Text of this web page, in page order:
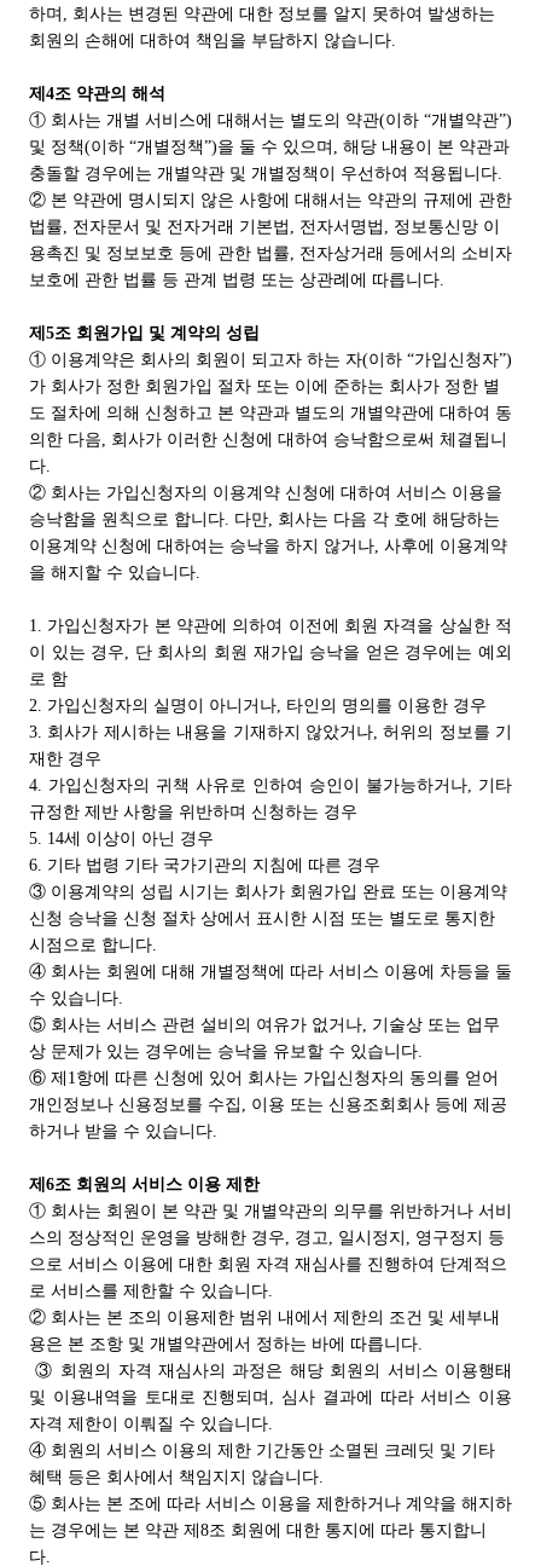
하며, 회사는 변경된 약관에 대한 정보를 알지 못하여 발생하는
회원의 손해에 대하여 책임을 부담하지 않습니다.
제4조 약관의 해석
① 회사는 개별 서비스에 대해서는 별도의 약관(이하 “개별약관”)
및 정책(이하 “개별정책”)을 둘 수 있으며, 해당 내용이 본 약관과
충돌할 경우에는 개별약관 및 개별정책이 우선하여 적용됩니다.
② 본 약관에 명시되지 않은 사항에 대해서는 약관의 규제에 관한
법률, 전자문서 및 전자거래 기본법, 전자서명법, 정보통신망 이
용촉진 및 정보보호 등에 관한 법률, 전자상거래 등에서의 소비자
보호에 관한 법률 등 관계 법령 또는 상관례에 따릅니다.
제5조 회원가입 및 계약의 성립
① 이용계약은 회사의 회원이 되고자 하는 자(이하 “가입신청자”)
가 회사가 정한 회원가입 절차 또는 이에 준하는 회사가 정한 별
도 절차에 의해 신청하고 본 약관과 별도의 개별약관에 대하여 동
의한 다음, 회사가 이러한 신청에 대하여 승낙함으로써 체결됩니
다.
② 회사는 가입신청자의 이용계약 신청에 대하여 서비스 이용을
승낙함을 원칙으로 합니다. 다만, 회사는 다음 각 호에 해당하는
이용계약 신청에 대하여는 승낙을 하지 않거나, 사후에 이용계약
을 해지할 수 있습니다.
1. 가입신청자가 본 약관에 의하여 이전에 회원 자격을 상실한 적
이 있는 경우, 단 회사의 회원 재가입 승낙을 얻은 경우에는 예외
로 함
2. 가입신청자의 실명이 아니거나, 타인의 명의를 이용한 경우
3. 회사가 제시하는 내용을 기재하지 않았거나, 허위의 정보를 기
재한 경우
4. 가입신청자의 귀책 사유로 인하여 승인이 불가능하거나, 기타
규정한 제반 사항을 위반하며 신청하는 경우
5. 14세 이상이 아닌 경우
6. 기타 법령 기타 국가기관의 지침에 따른 경우
③ 이용계약의 성립 시기는 회사가 회원가입 완료 또는 이용계약
신청 승낙을 신청 절차 상에서 표시한 시점 또는 별도로 통지한
시점으로 합니다.
④ 회사는 회원에 대해 개별정책에 따라 서비스 이용에 차등을 둘
수 있습니다.
⑤ 회사는 서비스 관련 설비의 여유가 없거나, 기술상 또는 업무
상 문제가 있는 경우에는 승낙을 유보할 수 있습니다.
⑥ 제1항에 따른 신청에 있어 회사는 가입신청자의 동의를 얻어
개인정보나 신용정보를 수집, 이용 또는 신용조회회사 등에 제공
하거나 받을 수 있습니다.
제6조 회원의 서비스 이용 제한
① 회사는 회원이 본 약관 및 개별약관의 의무를 위반하거나 서비
스의 정상적인 운영을 방해한 경우, 경고, 일시정지, 영구정지 등
으로 서비스 이용에 대한 회원 자격 재심사를 진행하여 단계적으
로 서비스를 제한할 수 있습니다.
② 회사는 본 조의 이용제한 범위 내에서 제한의 조건 및 세부내
용은 본 조항 및 개별약관에서 정하는 바에 따릅니다.
③ 회원의 자격 재심사의 과정은 해당 회원의 서비스 이용행태
및 이용내역을 토대로 진행되며, 심사 결과에 따라 서비스 이용
자격 제한이 이뤄질 수 있습니다.
④ 회원의 서비스 이용의 제한 기간동안 소멸된 크레딧 및 기타
혜택 등은 회사에서 책임지지 않습니다.
⑤ 회사는 본 조에 따라 서비스 이용을 제한하거나 계약을 해지하
는 경우에는 본 약관 제8조 회원에 대한 통지에 따라 통지합니
다.